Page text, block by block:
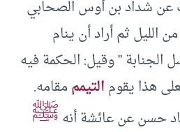
عن شداد بن أوس الصحابي
الليل ثم أراد أن ينام
” وقيل: الحكمة فيه
هذا يقومالتيمممقامه.
حسن عن عائشة أنهﷺ